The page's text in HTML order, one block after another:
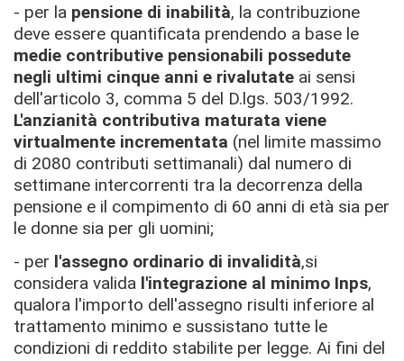
- per la pensione di inabilità, la contribuzione
deve essere quantificata prendendo a base le
medie contributive pensionabili possedute
negli ultimi cinque anni e rivalutate ai sensi
dell'articolo 3, comma 5 del D.lgs. 503/1992.
L'anzianità contributiva maturata viene
virtualmente incrementata (nel limite massimo
di 2080 contributi settimanali) dal numero di
settimane intercorrenti tra la decorrenza della
pensione e il compimento di 60 anni di età sia per
le donne sia per gli uomini;
- per l'assegno ordinario di invalidità,si
considera valida l'integrazione al minimo Inps,
qualora l'importo dell'assegno risulti inferiore al
trattamento minimo e sussistano tutte le
condizioni di reddito stabilite per legge. Ai fini del